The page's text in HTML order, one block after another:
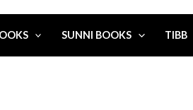
SUNNI BOOKS TIBB